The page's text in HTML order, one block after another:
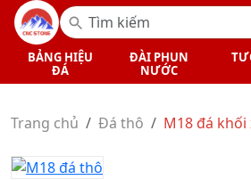
BẢNG HIỆU
ĐÁ
ĐÀI PHUN
NƯỚC
Trang chủ Đá thô M18 đá